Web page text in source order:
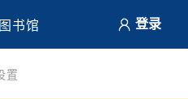
书馆 登录
置